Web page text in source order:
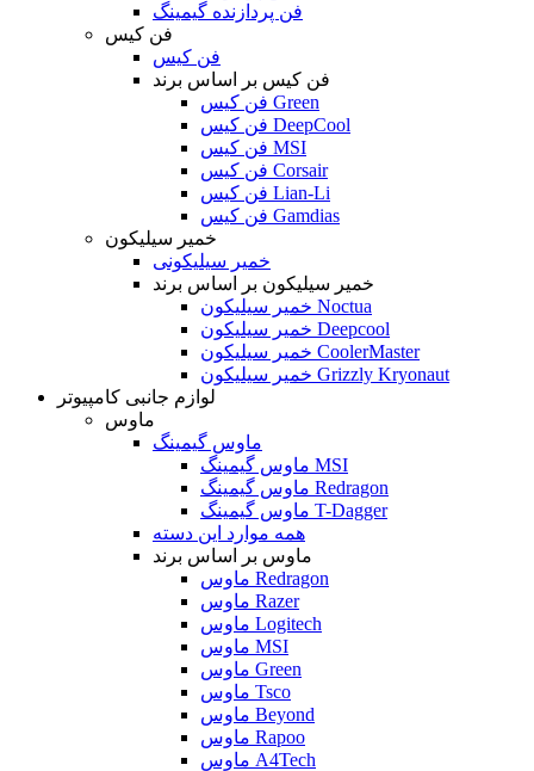
فن پردازنده گیمینگ
فن کیس
فن کیس
فن کیس بر اساس برند
فن کیس Green
فن کیس DeepCool
فن کیس MSI
فن کیس Corsair
فن کیس Lian-Li
فن کیس Gamdias
خمیر سیلیکون
خمیر سیلیکونی
خمیر سیلیکون بر اساس برند
خمیر سیلیکون Noctua
خمیر سیلیکون Deepcool
خمیر سیلیکون CoolerMaster
خمیر سیلیکون Grizzly Kryonaut
لوازم جانبی کامپیوتر
ماوس
ماوس گیمینگ
ماوس گیمینگ MSI
ماوس گیمینگ Redragon
ماوس گیمینگ T-Dagger
همه موارد این دسته
ماوس بر اساس برند
ماوس Redragon
ماوس Razer
ماوس Logitech
ماوس MSI
ماوس Green
ماوس Tsco
ماوس Beyond
ماوس Rapoo
ماوس A4Tech